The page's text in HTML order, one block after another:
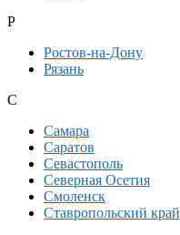
Р
Ростов-на-Дону
Рязань
С
Самара
Саратов
Севастополь
Северная Осетия
Смоленск
Ставропольский край